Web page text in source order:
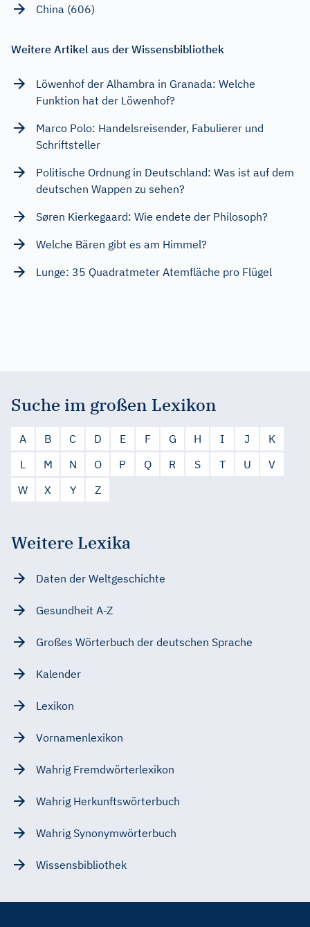
China (606)
Weitere Artikel aus der Wissensbibliothek
Löwenhof der Alhambra in Granada: Welche
Funktion hat der Löwenhof?
Marco Polo: Handelsreisender, Fabulierer und
Schriftsteller
Politische Ordnung in Deutschland: Was ist auf dem
deutschen Wappen zu sehen?
Søren Kierkegaard: Wie endete der Philosoph?
Welche Bären gibt es am Himmel?
Lunge: 35 Quadratmeter Atemfläche pro Flügel
Suche im großen Lexikon
A B C D E F G H I J
K
L
M N O P Q R S T U
V
W
X Y Z
Weitere Lexika
Daten der Weltgeschichte
Gesundheit A-Z
Großes Wörterbuch der deutschen Sprache
Kalender
Lexikon
Vornamenlexikon
Wahrig Fremdwörterlexikon
Wahrig Herkunftswörterbuch
Wahrig Synonymwörterbuch
Wissensbibliothek